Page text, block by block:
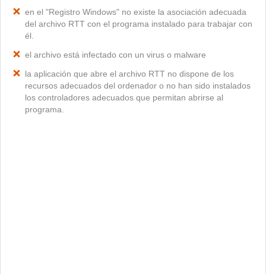
en el "Registro Windows" no existe la asociación adecuada
del archivo RTT con el programa instalado para trabajar con
él.
el archivo está infectado con un virus o malware
la aplicación que abre el archivo RTT no dispone de los
recursos adecuados del ordenador o no han sido instalados
los controladores adecuados que permitan abrirse al
programa.